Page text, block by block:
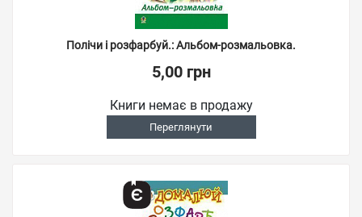
Полічи і розфарбуй.: Альбом-розмальовка.
5,00 грн
Книги немає в продажу
Переглянути